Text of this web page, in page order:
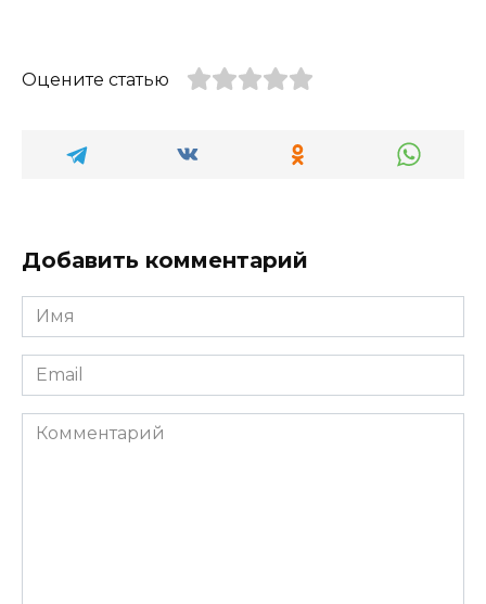
Оцените статью
Добавить комментарий
Имя
*
Email
*
Комментарий